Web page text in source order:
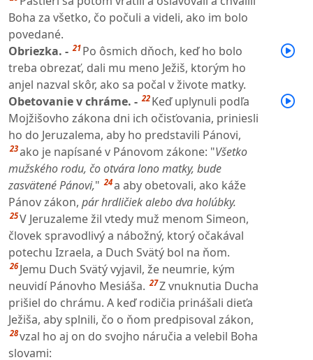
Boha za všetko, čo počuli a videli, ako im bolo
povedané.
Obriezka. - 21 Po ôsmich dňoch, keď ho bolo
treba obrezať, dali mu meno Ježiš, ktorým ho
anjel nazval skôr, ako sa počal v živote matky.
Obetovanie v chráme. - 22 Keď uplynuli podľa
Mojžišovho zákona dni ich očisťovania, priniesli
ho do Jeruzalema, aby ho predstavili Pánovi,
23ako je napísané v Pánovom zákone: "Všetko
mužského rodu, čo otvára lono matky, bude
zasvätené Pánovi," 24a aby obetovali, ako káže
Pánov zákon, pár hrdličiek alebo dva holúbky.
25V Jeruzaleme žil vtedy muž menom Simeon,
človek spravodlivý a nábožný, ktorý očakával
potechu Izraela, a Duch Svätý bol na ňom.
26 Jemu Duch Svätý vyjavil, že neumrie, kým
neuvidí Pánovho Mesiáša. 27Z vnuknutia Ducha
prišiel do chrámu. A keď rodičia prinášali dieťa
Ježiša, aby splnili, čo o ňom predpisoval zákon,
28vzal ho aj on do svojho náručia a velebil Boha
slovami: